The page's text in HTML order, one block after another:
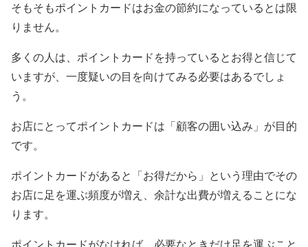
そもそもポイントカードはお金の節約になっているとは限
りません。
多くの人は、ポイントカードを持っているとお得と信じて
いますが、一度疑いの目を向けてみる必要はあるでしょ
う。
お店にとってポイントカードは「顧客の囲い込み」が目的
です。
ポイントカードがあると「お得だから」という理由でその
お店に足を運ぶ頻度が増え、余計な出費が増えることにな
ります。
ポイントカードがなければ、必要なときだけ足を運ぶこと